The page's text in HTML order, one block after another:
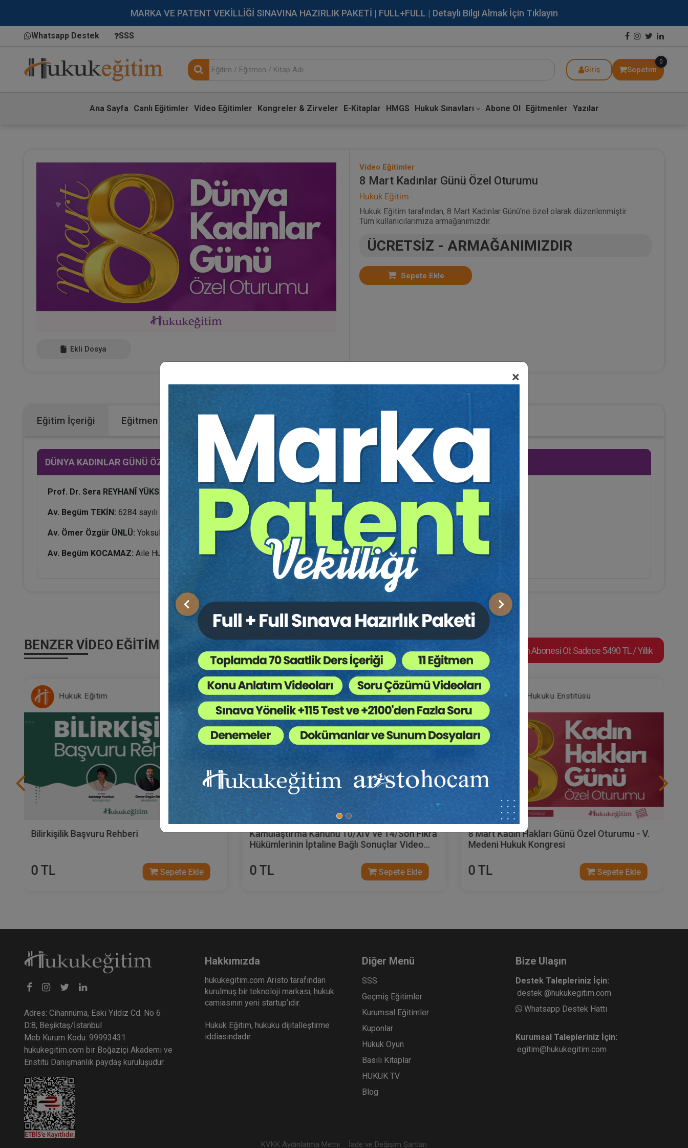
MARKA VE PATENT VEKİLLİĞİ SINAVINA HAZIRLIK PAKETİ | FULL+FULL | Detaylı Bilgi Almak İçin Tıklayın
Whatsapp Destek SSS
Giriş Sepetim
0
Ana Sayfa Canlı Eğitimler Video Eğitimler Kongreler & Zirveler E-Kitaplar HMGS Hukuk Sınavları Abone Ol Eğitmenler Yazılar
×
Önceki Sonraki
Ekli Dosya
Video Eğitimler
8 Mart Kadınlar Günü Özel Oturumu
Hukuk Eğitim
Hukuk Eğitim tarafından, 8 Mart Kadınlar Günü'ne özel olarak düzenlenmiştir.
Tüm kullanıcılarımıza armağanımızdır.
ÜCRETSİZ - ARMAĞANIMIZDIR
Sepete Ekle
Eğitim İçeriği Eğitmen
DÜNYA KADINLAR GÜNÜ ÖZEL OTURUMU
Prof. Dr. Sera REYHANÎ YÜKSEL: Aile Konutu ve Eşlerin Tasarruf Yetkilerinin Sınırları
Av. Begüm TEKİN: 6284 sayılı Kanun Kapsamında Tedbirler
Av. Ömer Özgür ÜNLÜ: Yoksulluk Nafakası
Av. Begüm KOCAMAZ: Aile Hukukundan Kaynaklanan Yükümlülüğün İhlali Suçu
BENZER VIDEO EĞITIMLER Video Eğitim Abonesi Ol: Sadece 5490 TL / Yıllık
Hukuk Eğitim
Bilirkişilik Başvuru Rehberi
0 TL Sepete Ekle
Prof. Dr. Etem Saba ÖZMEN
Kamulaştırma Kanunu 10/XIV ve 14/Son Fıkra
Hükümlerinin İptaline Bağlı Sonuçlar Video
0 TL Sepete Ekle
Tüketici Hukuku Enstitüsü
8 Mart Kadın Hakları Günü Özel Oturumu - V.
Medeni Hukuk Kongresi
0 TL Sepete Ekle
Adres: Cihannüma, Eski Yıldız Cd. No 6
D:8, Beşiktaş/İstanbul
Meb Kurum Kodu: 99993431
hukukegitim.com bir Boğaziçi Akademi ve
Enstitü Danışmanlık paydaş kuruluşudur.
Hakkımızda
hukukegitim.com Aristo tarafından
kurulmuş bir teknoloji markası, hukuk
camiasının yeni startup’ıdır.
Hukuk Eğitim, hukuku dijitalleştirme
iddiasındadır.
Diğer Menü
SSS
Geçmiş Eğitimler
Kurumsal Eğitimler
Kuponlar
Hukuk Oyun
Basılı Kitaplar
HUKUK TV
Blog
Bize Ulaşın
Destek Talepleriniz İçin:
destek @hukukegitim.com
Whatsapp Destek Hattı
Kurumsal Talepleriniz İçin:
egitim@hukukegitim.com
KVKK Aydınlatma Metni İade ve Değişim Şartları